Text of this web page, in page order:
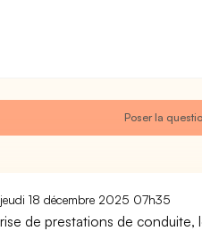
18 décembre 2025 07h35
de prestations de conduite,